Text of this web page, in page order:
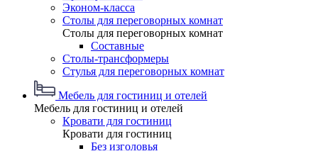
Эконом-класса
Столы для переговорных комнат
Столы для переговорных комнат
Составные
Столы-трансформеры
Стулья для переговорных комнат
Мебель для гостиниц и отелей
Мебель для гостиниц и отелей
Кровати для гостиниц
Кровати для гостиниц
Без изголовья